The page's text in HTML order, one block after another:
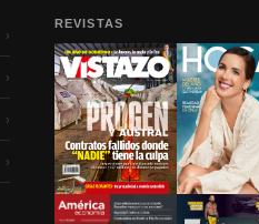
›
›
›
›
REVISTAS